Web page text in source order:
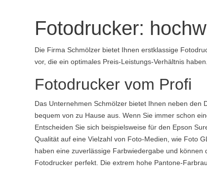
Fotodrucker:
Die Firma Schmölzer bietet Ihnen erstklassige
vor, die ein optimales Preis-Leistungs-Verhältnis
Fotodrucker vom Profi
Das Unternehmen Schmölzer bietet Ihnen neben den
bequem von zu Hause aus. Wenn Sie immer schon
Entscheiden Sie sich beispielsweise für den Epson
Qualität auf eine Vielzahl von Foto-Medien, wie Foto
haben eine zuverlässige Farbwiedergabe und
Fotodrucker perfekt. Die extrem hohe Pantone-